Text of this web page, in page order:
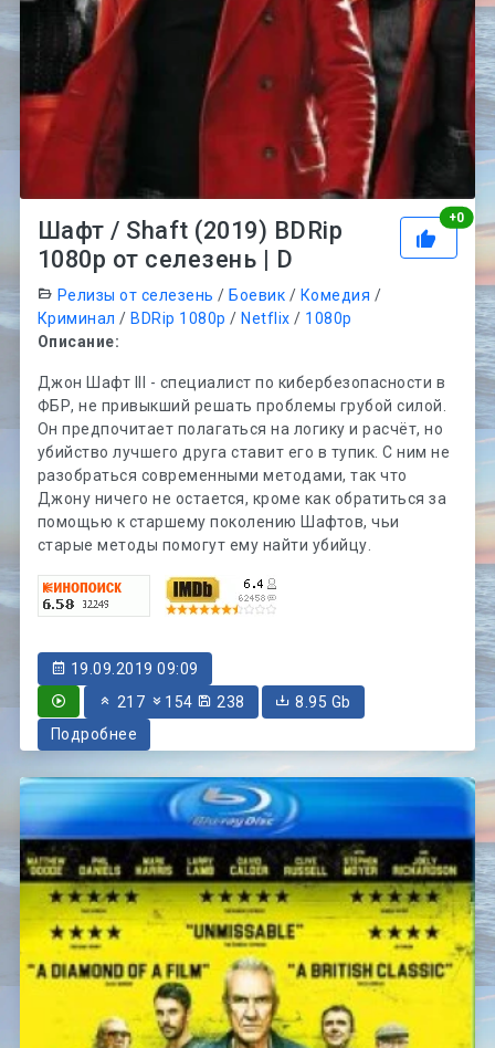
+0
Шафт / Shaft (2019) BDRip
1080p от селезень | D
Релизы от селезень / Боевик / Комедия /
Криминал / BDRip 1080p / Netflix / 1080p
Описание:
Джон Шафт III - специалист по кибербезопасности в
ФБР, не привыкший решать проблемы грубой силой.
Он предпочитает полагаться на логику и расчёт, но
убийство лучшего друга ставит его в тупик. С ним не
разобраться современными методами, так что
Джону ничего не остается, кроме как обратиться за
помощью к старшему поколению Шафтов, чьи
старые методы помогут ему найти убийцу.
19.09.2019 09:09
217
154 238
8.95 Gb
Подробнее